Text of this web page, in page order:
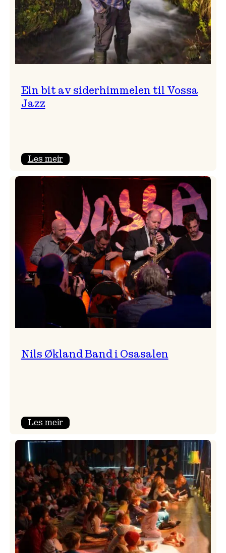
Ein bit av siderhimmelen til Vossa
Jazz
Les meir:
siderhimmelen
til
Vossa
Jazz
Nils Økland Band i Osasalen
Les meir:
Band
Osasalen